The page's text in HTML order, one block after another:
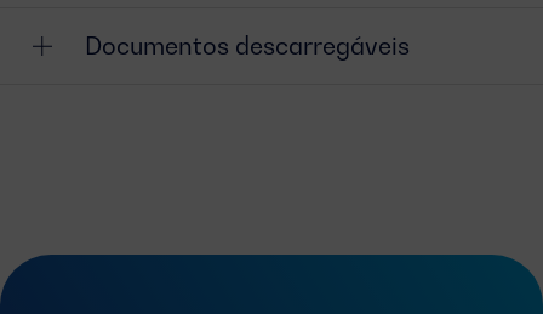
Documentos descarregáveis